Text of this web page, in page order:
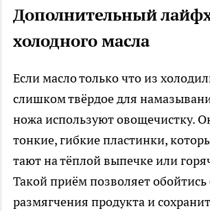
Дополнительный
холодного масла
Если масло только что из
слишком твёрдое для
ножа используют овощечистку.
тонкие, гибкие пластинки,
тают на тёплой выпечке или
Такой приём позволяет обойтись
размягчения продукта и